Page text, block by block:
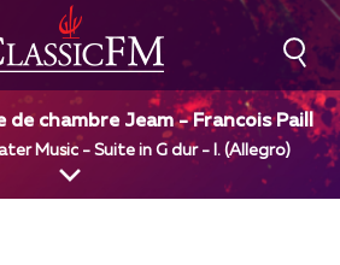
de chambre Jeam - Francois
Paillard, dir
Music - Suite in G dur - I. (Allegro)